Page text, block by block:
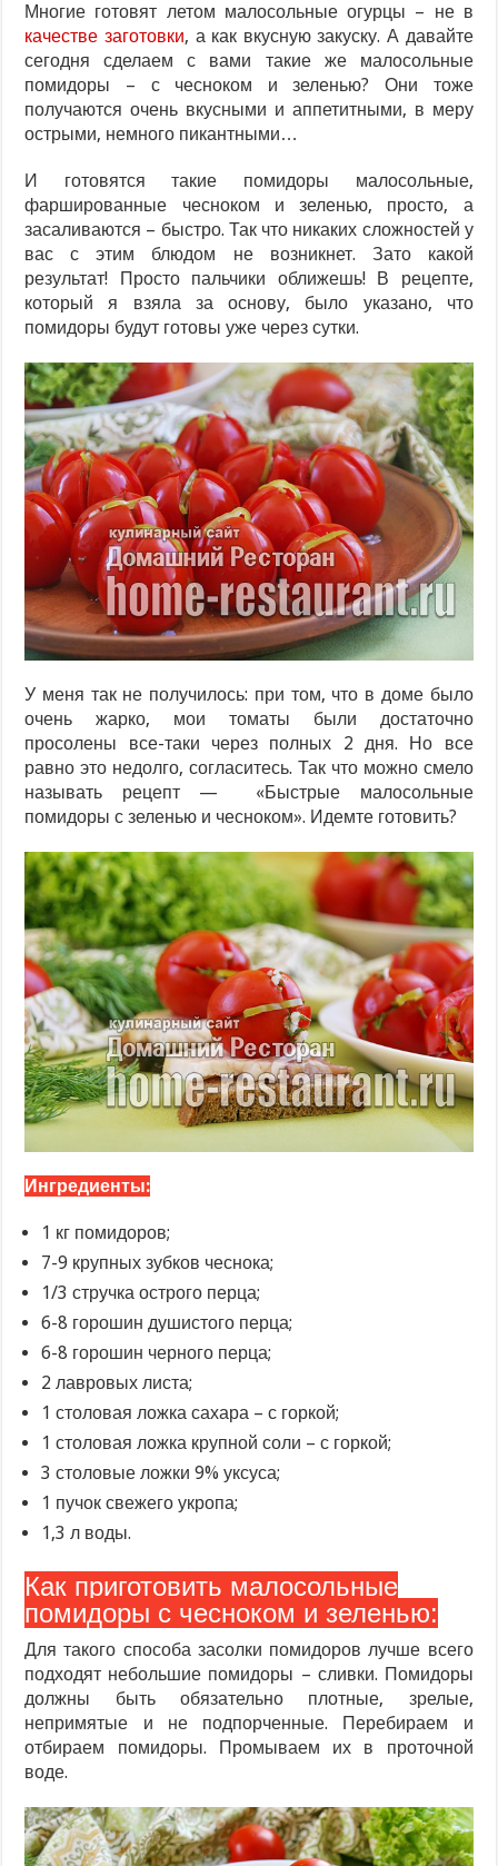
Многие готовят летом малосольные огурцы – не в
качестве заготовки, а как вкусную закуску. А давайте
сегодня сделаем с вами такие же малосольные
помидоры – с чесноком и зеленью? Они тоже
получаются очень вкусными и аппетитными, в меру
острыми, немного пикантными…
И готовятся такие помидоры малосольные,
фаршированные чесноком и зеленью, просто, а
засаливаются – быстро. Так что никаких сложностей у
вас с этим блюдом не возникнет. Зато какой
результат! Просто пальчики оближешь! В рецепте,
который я взяла за основу, было указано, что
помидоры будут готовы уже через сутки.
У меня так не получилось: при том, что в доме было
очень жарко, мои томаты были достаточно
просолены все-таки через полных 2 дня. Но все
равно это недолго, согласитесь. Так что можно смело
называть рецепт — «Быстрые малосольные
помидоры с зеленью и чесноком». Идемте готовить?
Ингредиенты:
1 кг помидоров;
7-9 крупных зубков чеснока;
1/3 стручка острого перца;
6-8 горошин душистого перца;
6-8 горошин черного перца;
2 лавровых листа;
1 столовая ложка сахара – с горкой;
1 столовая ложка крупной соли – с горкой;
3 столовые ложки 9% уксуса;
1 пучок свежего укропа;
1,3 л воды.
Как приготовить малосольные
помидоры с чесноком и зеленью:
Для такого способа засолки помидоров лучше всего
подходят небольшие помидоры – сливки. Помидоры
должны быть обязательно плотные, зрелые,
непримятые и не подпорченные. Перебираем и
отбираем помидоры. Промываем их в проточной
воде.